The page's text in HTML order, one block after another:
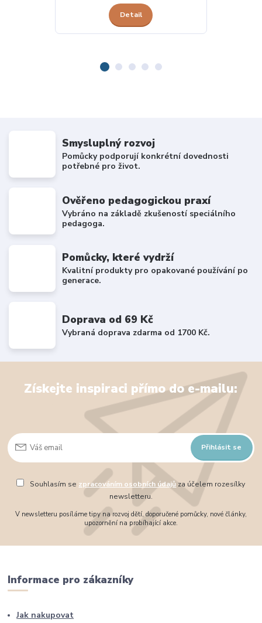
Detail
Smysluplný rozvoj
Pomůcky podporují konkrétní dovednosti
potřebné pro život.
Ověřeno pedagogickou praxí
Vybráno na základě zkušeností speciálního
pedagoga.
Pomůcky, které vydrží
Kvalitní produkty pro opakované používání po
generace.
Doprava od 69 Kč
Vybraná doprava zdarma od 1700 Kč.
Získejte inspiraci přímo do e-mailu:
Přihlásit se
Souhlasím se zpracováním osobních údajůza účelem rozesílky
newsletteru.
V newsletteru posíláme tipy na rozvoj dětí, doporučené pomůcky, nové články,
upozornění na probíhající akce.
Informace pro zákazníky
Jak nakupovat